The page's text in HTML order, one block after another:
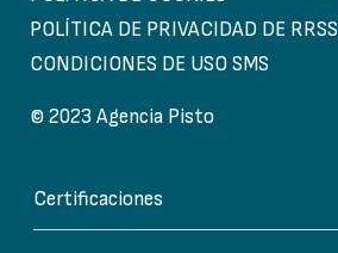
POLÍTICA DE PRIVACIDAD DE RRSS
CONDICIONES DE USO SMS
© 2023 Agencia Pisto
Certificaciones